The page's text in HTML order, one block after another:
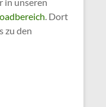
. Dort
zu den